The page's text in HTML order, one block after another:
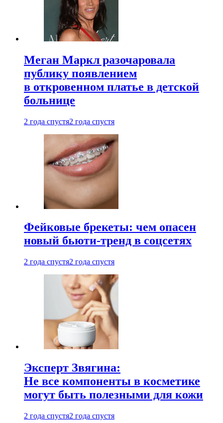
Меган Маркл разочаровала
публику появлением
в откровенном платье в детской
больнице
2 года спустя2 года спустя
Фейковые брекеты: чем опасен
новый бьюти-тренд в соцсетях
2 года спустя2 года спустя
Эксперт Звягина:
Не все компоненты в косметике
могут быть полезными для кожи
2 года спустя2 года спустя